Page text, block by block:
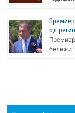
од
бележи